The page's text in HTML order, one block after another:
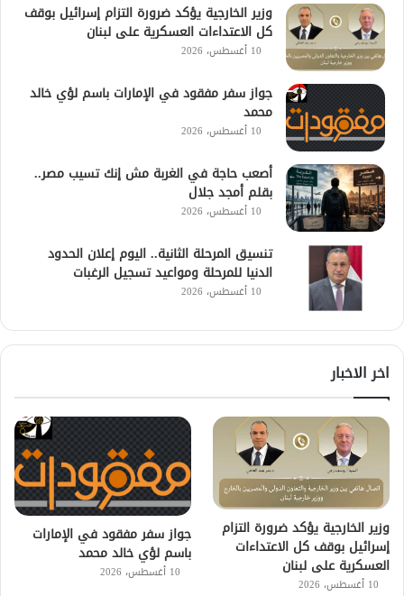
وزير الخارجية يؤكد ضرورة التزام إسرائيل بوقف
كل الاعتداءات العسكرية على لبنان
10 أغسطس، 2026
جواز سفر مفقود في الإمارات باسم لؤي خالد
محمد
10 أغسطس، 2026
أصعب حاجة في الغربة مش إنك تسيب مصر..
بقلم أمجد جلال
10 أغسطس، 2026
تنسيق المرحلة الثانية.. اليوم إعلان الحدود
الدنيا للمرحلة ومواعيد تسجيل الرغبات
10 أغسطس، 2026
اخر الاخبار
وزير الخارجية يؤكد ضرورة التزام
إسرائيل بوقف كل الاعتداءات
العسكرية على لبنان
10 أغسطس، 2026
جواز سفر مفقود في الإمارات
باسم لؤي خالد محمد
10 أغسطس، 2026